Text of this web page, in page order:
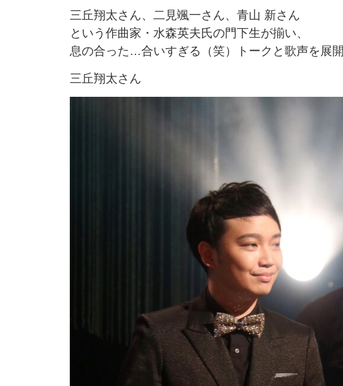
三丘翔太さん、二見颯一さん、青山 新さん
という作曲家・水森英夫氏の門下生が揃い、
息の合った…合いすぎる（笑）トークと歌声を展開
三丘翔太さん